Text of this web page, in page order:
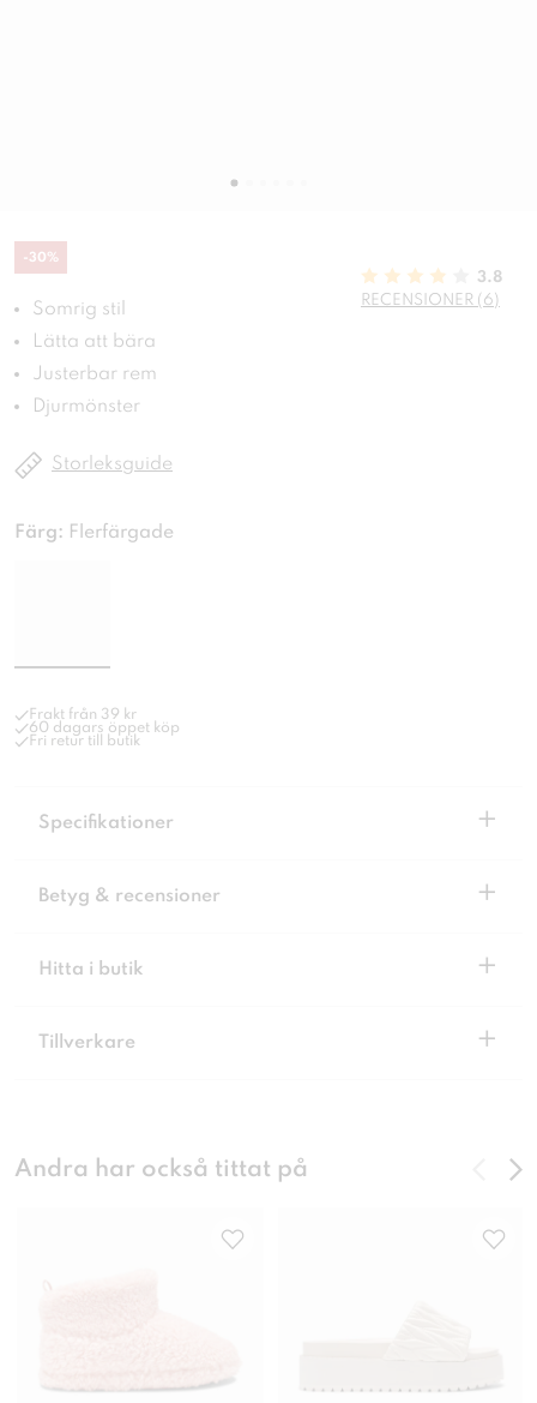
-30%
Somrig stil
Lätta att bära
Justerbar rem
Djurmönster
3.8
RECENSIONER (6)
Storleksguide
Färg: Flerfärgade
Frakt från 39 kr
60 dagars öppet köp
Fri retur till butik
Specifikationer +
Betyg & recensioner +
Hitta i butik +
Tillverkare +
Andra har också tittat på